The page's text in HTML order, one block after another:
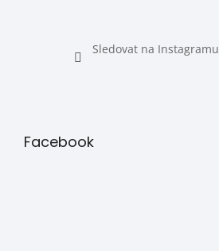
Sledovat na Instagramu
Facebook